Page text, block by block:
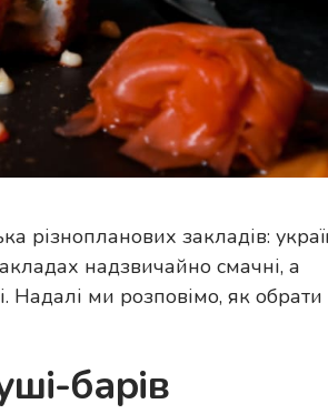
різнопланових закладів:
надзвичайно смачні, а
Надалі ми розповімо, як
барів